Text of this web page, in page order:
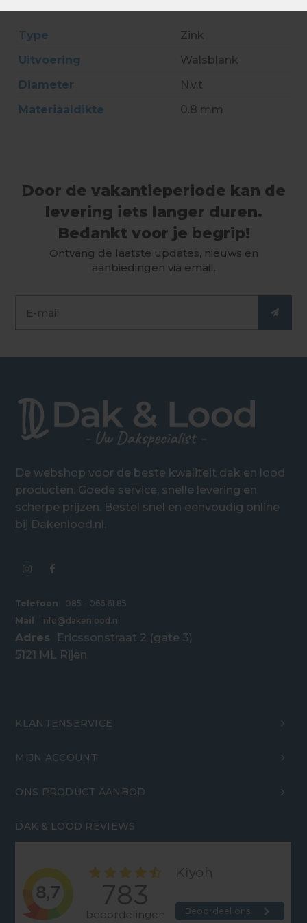
Type
Zink
Uitvoering
Walsblank
Diameter
N.v.t
Materiaaldikte
0.8 mm
Door de vakantieperiode kan de
levering iets langer duren.
Bedankt voor je begrip!
Ontvang de laatste updates, nieuws en
aanbiedingen via email.
De webshop voor de beste kwaliteit dak en lood
producten. Goede service, snelle levering en
scherpe prijzen. Bestel snel en eenvoudig online
bij Dakenlood.nl.
Telefoon
085 - 066 61 85
Mail
info@dakenlood.nl
Adres
Ericssonstraat 2 (gate 3)
5121 ML Rijen
KLANTENSERVICE
MIJN ACCOUNT
ONS PRODUCT AANBOD
DAK & LOOD REVIEWS